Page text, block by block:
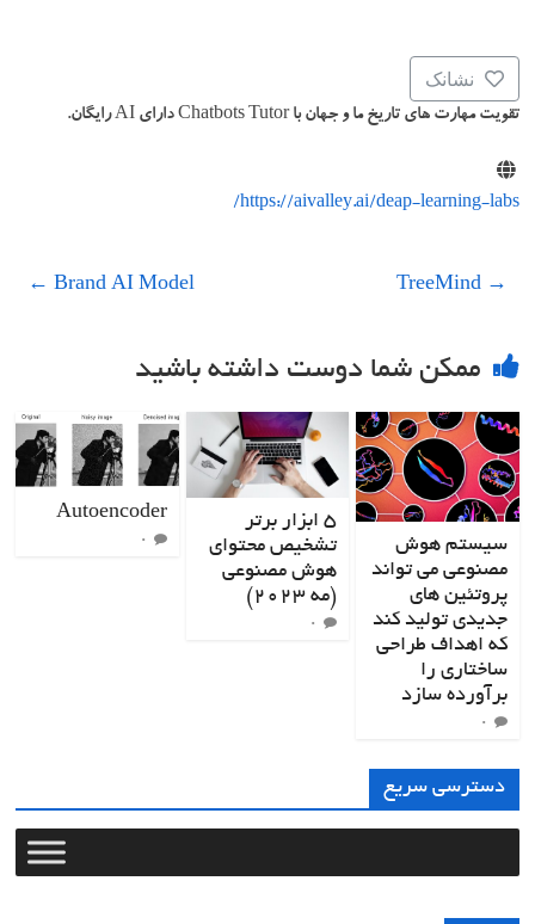
نشانک
تقویت مهارت های تاریخ ما و جهان با Chatbots Tutor دارای AI رایگان.
https://aivalley.ai/deap-learning-labs/
→
TreeMind
Brand AI Model
←
ممکن شما دوست داشته باشید
سیستم هوش
مصنوعی می تواند
پروتئین های
جدیدی تولید کند
که اهداف طراحی
ساختاری را
برآورده سازد
0
5 ابزار برتر
تشخیص محتوای
هوش مصنوعی
(مه 2023)
0
Autoencoder
0
دسترسی سریع